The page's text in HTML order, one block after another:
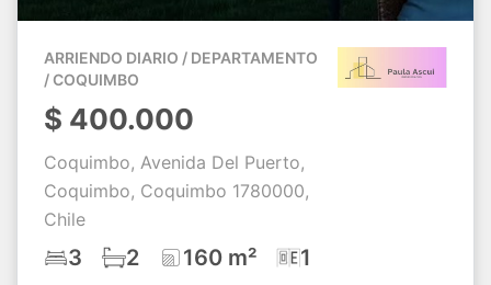
ARRIENDO DIARIO / DEPARTAMENTO
/ COQUIMBO
$ 400.000
Coquimbo, Avenida Del Puerto,
Coquimbo, Coquimbo 1780000,
Chile
3 2 160 m² 1